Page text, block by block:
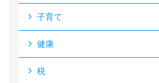
子育て
健康
税